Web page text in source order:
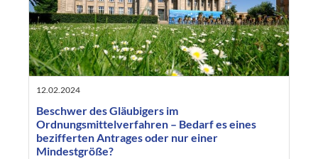
12.02.2024
Beschwer des Gläubigers im
Ordnungsmittelverfahren – Bedarf es eines
bezifferten Antrages oder nur einer
Mindestgröße?